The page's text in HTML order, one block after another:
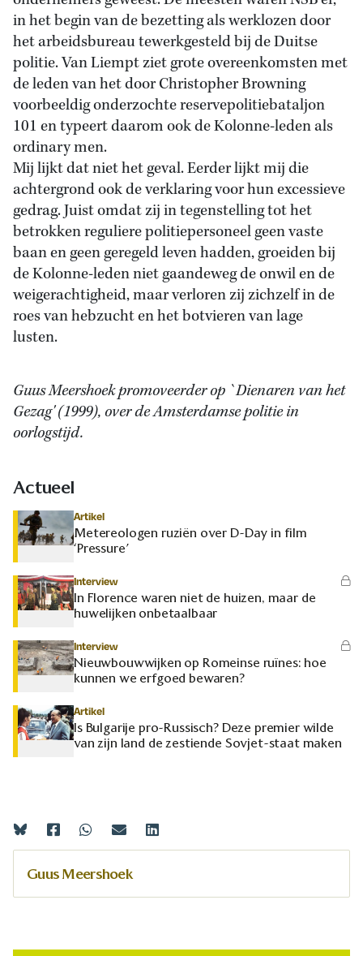
in het begin van de bezetting als werklozen door
het arbeidsbureau tewerkgesteld bij de Duitse
politie. Van Liempt ziet grote overeenkomsten met
de leden van het door Christopher Browning
voorbeeldig onderzochte reservepolitiebataljon
101 en typeert daarom ook de Kolonne-leden als
ordinary men.
Mij lijkt dat niet het geval. Eerder lijkt mij die
achtergrond ook de verklaring voor hun excessieve
gedrag. Juist omdat zij in tegenstelling tot het
betrokken reguliere politiepersoneel geen vaste
baan en geen geregeld leven hadden, groeiden bij
de Kolonne-leden niet gaandeweg de onwil en de
weigerachtigheid, maar verloren zij zichzelf in de
roes van hebzucht en het botvieren van lage
lusten.
Guus Meershoek promoveerder op `Dienaren van het
Gezag' (1999), over de Amsterdamse politie in
oorlogstijd.
Actueel
Artikel
Metereologen ruziën over D-Day in film
‘Pressure’
Interview
In Florence waren niet de huizen, maar de
huwelijken onbetaalbaar
Interview
Nieuwbouwwijken op Romeinse ruïnes: hoe
kunnen we erfgoed bewaren?
Artikel
Is Bulgarije pro-Russisch? Deze premier wilde
van zijn land de zestiende Sovjet-staat maken
Guus Meershoek